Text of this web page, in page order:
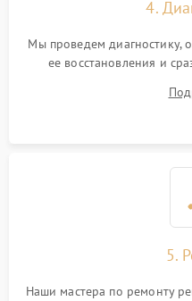
4.
Мы проведем диагностику,
ее восстановления и
5.
Наши мастера по ремонту